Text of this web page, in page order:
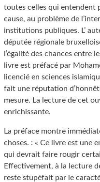
toutes celles qui entendent
cause, au problème de
institutions publiques. L’
députée régionale
l’égalité des chances entre
livre est préfacé par
licencié en sciences
fait une réputation
mesure. La lecture de cet
enrichissante.
La préface montre
choses. : « Ce livre est une
qui devrait faire rougir
Effectivement, à la lecture
reste stupéfait par le